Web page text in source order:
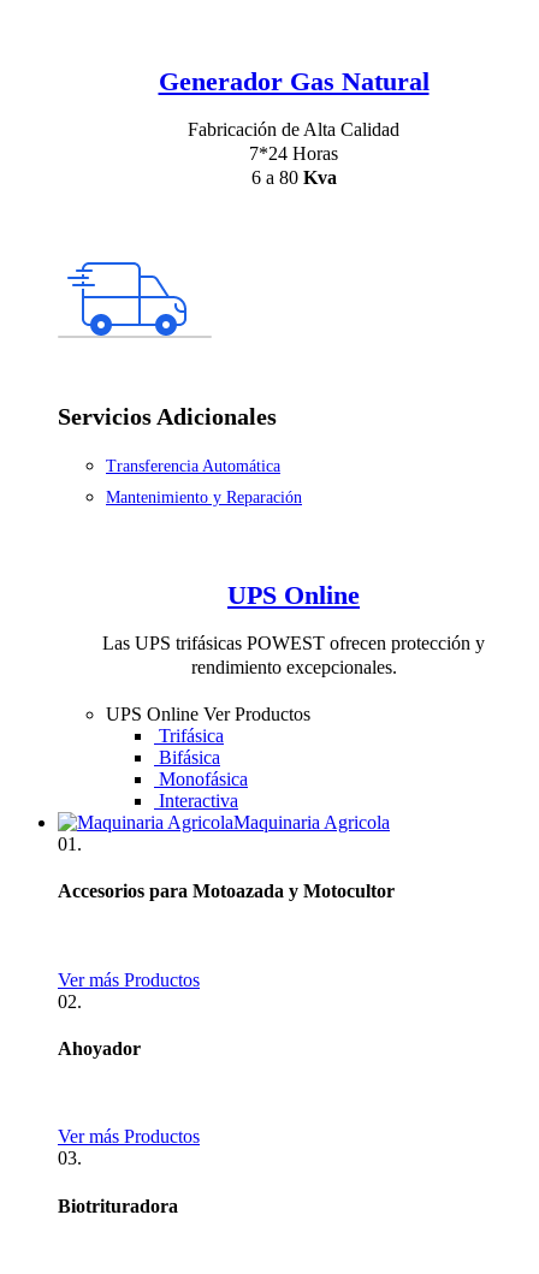
Generador Gas Natural
Fabricación de Alta Calidad
7*24 Horas
6 a 80 Kva
Servicios Adicionales
Transferencia Automática
Mantenimiento y Reparación
UPS Online
Las UPS trifásicas POWEST ofrecen protección y
rendimiento excepcionales.
UPS Online Ver Productos
Trifásica
Bifásica
Monofásica
Interactiva
Maquinaria Agricola
01.
Accesorios para Motoazada y Motocultor
Ver más Productos
02.
Ahoyador
Ver más Productos
03.
Biotrituradora